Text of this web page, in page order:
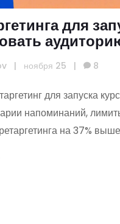
для
Яндекс.Директе
| ноября 25 | 8
для запуска
напоминаний,
на 37%